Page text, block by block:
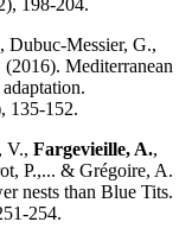
G.,
Mediterranean
135-152.
V., Fargevieille, A.,
P.,... & Grégoire, A.
nests than Blue Tits.
254.